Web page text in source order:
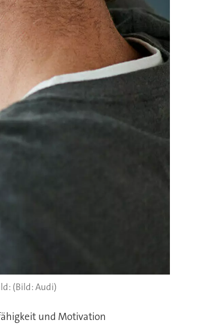
(Bild: Audi)
und Motivation